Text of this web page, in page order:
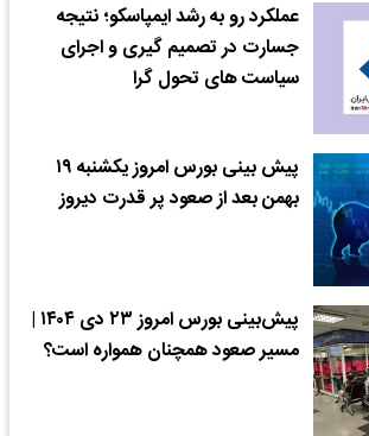
عملکرد رو به رشد ایمپاسکو؛ نتیجه
جسارت در تصمیم‌ گیری و اجرای
سیاست‌ های تحول‌ گرا
پیش بینی بورس امروز یکشنبه ۱۹
بهمن بعد از صعود پر قدرت دیروز
پیش‌بینی بورس امروز ۲۳ دی ۱۴۰۴ |
مسیر صعود همچنان همواره است؟